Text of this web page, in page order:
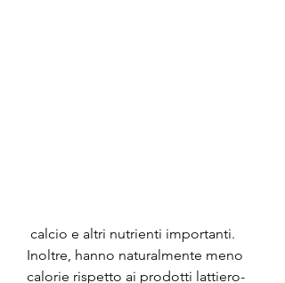
Inoltre, hanno naturalmente meno
calorie rispetto ai prodotti lattiero-